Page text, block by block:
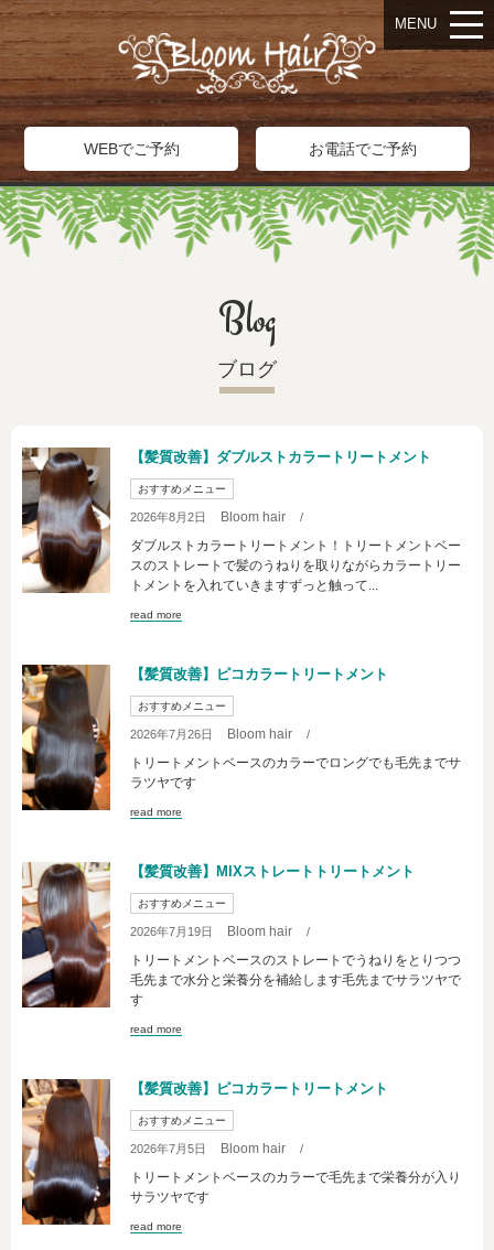
WEBでご予約 お電話でご予約
MENU
Blog
ブログ
【髪質改善】ダブルストカラートリートメント
おすすめメニュー
2026年8月2日 Bloom hair /
ダブルストカラートリートメント！トリートメントベー
スのストレートで髪のうねりを取りながらカラートリー
トメントを入れていきますずっと触って...
read more
【髪質改善】ピコカラートリートメント
おすすめメニュー
2026年7月26日 Bloom hair /
トリートメントベースのカラーでロングでも毛先までサ
ラツヤです
read more
【髪質改善】MIXストレートトリートメント
おすすめメニュー
2026年7月19日 Bloom hair /
トリートメントベースのストレートでうねりをとりつつ
毛先まで水分と栄養分を補給します毛先までサラツヤで
す
read more
【髪質改善】ピコカラートリートメント
おすすめメニュー
2026年7月5日 Bloom hair /
トリートメントベースのカラーで毛先まで栄養分が入り
サラツヤです
read more